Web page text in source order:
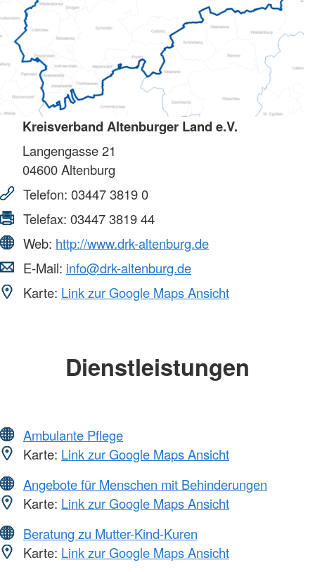
Kreisverband Altenburger Land e.V.
Langengasse 21
04600Altenburg
Telefon: 03447 3819 0
Telefax: 03447 3819 44
Web: http://www.drk-altenburg.de
E-Mail: info@drk-altenburg.de
Karte: Link zur Google Maps Ansicht
Dienstleistungen
Ambulante Pflege
Karte: Link zur Google Maps Ansicht
Angebote für Menschen mit Behinderungen
Karte: Link zur Google Maps Ansicht
Beratung zu Mutter-Kind-Kuren
Karte: Link zur Google Maps Ansicht